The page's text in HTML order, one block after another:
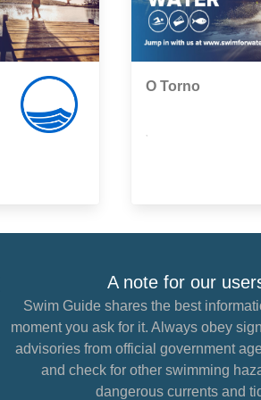
O Torno
A note for our
Swim Guide shares the best
moment you ask for it. Always obey
advisories from official government
and check for other swimming
dangerous currents and